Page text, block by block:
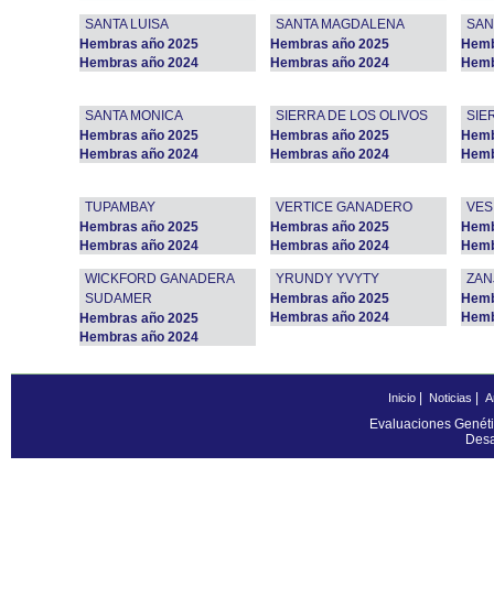
SANTA LUISA
Hembras año 2025
Hembras año 2024
SANTA MAGDALENA
Hembras año 2025
Hembras año 2024
SANTA MONICA
Hembras año 2025
Hembras año 2024
SIERRA DE LOS OLIVOS
Hembras año 2025
Hembras año 2024
TUPAMBAY
Hembras año 2025
Hembras año 2024
VERTICE GANADERO
Hembras año 2025
Hembras año 2024
WICKFORD GANADERA
SUDAMER
Hembras año 2025
Hembras año 2024
YRUNDY YVYTY
Hembras año 2025
Hembras año 2024
Inicio| Noticias
Evaluaciones